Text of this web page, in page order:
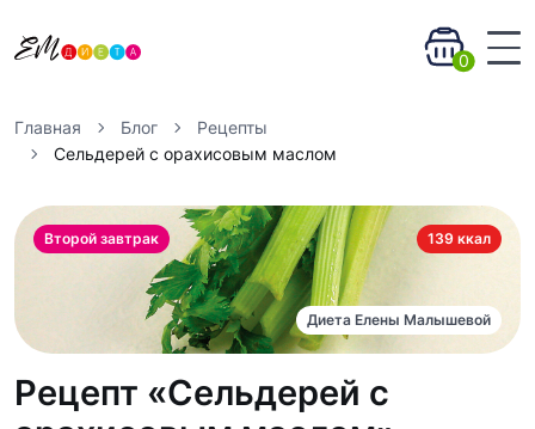
0
Главная Блог
Рецепты
Сельдерей с орахисовым маслом
139 ккал
Второй завтрак
Диета Елены Малышевой
Рецепт «Сельдерей с